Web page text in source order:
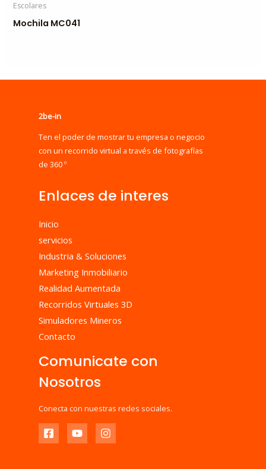
Escolares
Mochila MC041
2be-in
Ten el poder de mostrar tu empresa o negocio
con un recorrido virtual a través de fotografías
de 360 º
Enlaces de interes
Inicio
servicios
Industria & Soluciones
Marketing Inmobiliario
Realidad Aumentada
Recorridos Virtuales 3D
Simuladores Mineros
Contacto
Comunicate con
Nosotros
Conecta con nuestras redes sociales.